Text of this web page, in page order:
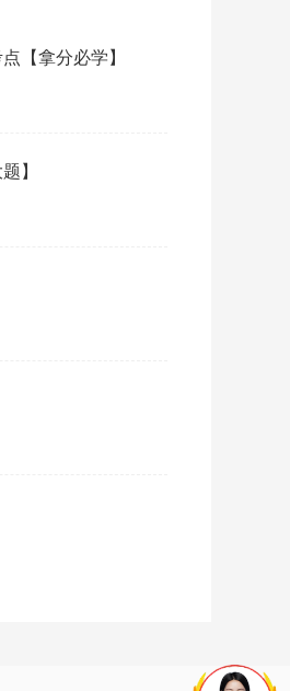
【拿分必学】
】